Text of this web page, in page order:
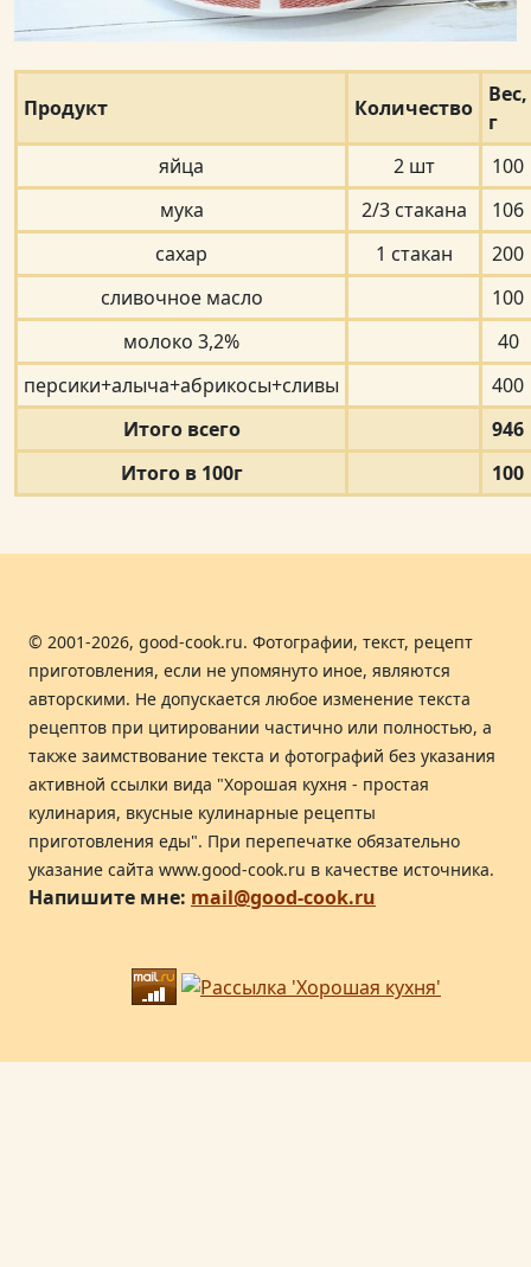
Продукт Количество
Вес,
г
яйца
2 шт
100
мука
2/3 стакана
106
сахар
1 стакан
200
сливочное масло
100
молоко 3,2%
40
персики+алыча+абрикосы+сливы
400
Итого всего
946
Итого в 100г
100
© 2001-2026, good-cook.ru. Фотографии, текст, рецепт
приготовления, если не упомянуто иное, являются
авторскими. Не допускается любое изменение текста
рецептов при цитировании частично или полностью, а
также заимствование текста и фотографий без указания
активной ссылки вида "Хорошая кухня - простая
кулинария, вкусные кулинарные рецепты
приготовления еды". При перепечатке обязательно
указание сайта www.good-cook.ru в качестве источника.
Напишите мне: mail@good-cook.ru